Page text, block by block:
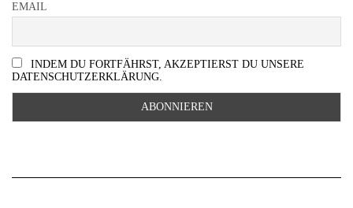
EMAIL
INDEM DU FORTFÄHRST, AKZEPTIERST DU UNSERE
DATENSCHUTZERKLÄRUNG.